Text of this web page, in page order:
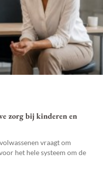
zorg bij kinderen en
vraagt om
het hele systeem om de